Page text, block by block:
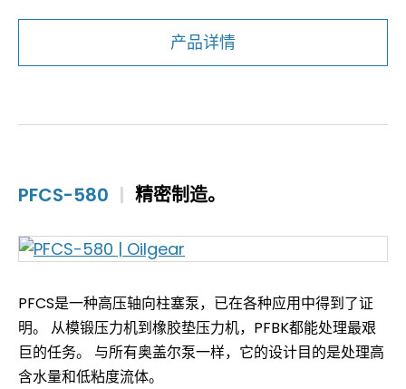
产品详情
PFCS-580 | 精密制造。
PFCS是一种高压轴向柱塞泵，已在各种应用中得到了证
明。 从模锻压力机到橡胶垫压力机，PFBK都能处理最艰
巨的任务。 与所有奥盖尔泵一样，它的设计目的是处理高
含水量和低粘度流体。